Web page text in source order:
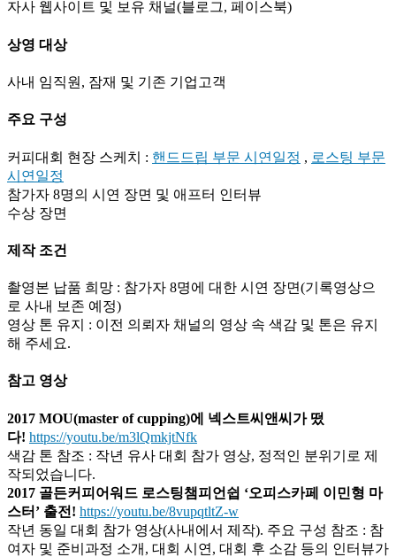
자사 웹사이트 및 보유 채널(블로그, 페이스북)
상영 대상
사내 임직원, 잠재 및 기존 기업고객
주요 구성
커피대회 현장 스케치 : 핸드드립 부문 시연일정 , 로스팅 부문
시연일정
참가자 8명의 시연 장면 및 애프터 인터뷰
수상 장면
제작 조건
촬영본 납품 희망 : 참가자 8명에 대한 시연 장면(기록영상으
로 사내 보존 예정)
영상 톤 유지 : 이전 의뢰자 채널의 영상 속 색감 및 톤은 유지
해 주세요.
참고 영상
2017 MOU(master of cupping)에 넥스트씨앤씨가 떴
다! https://youtu.be/m3lQmkjtNfk
색감 톤 참조 : 작년 유사 대회 참가 영상, 정적인 분위기로 제
작되었습니다.
2017 골든커피어워드 로스팅챔피언쉽 ‘오피스카페 이민형 마
스터’ 출전! https://youtu.be/8vupqtltZ-w
작년 동일 대회 참가 영상(사내에서 제작). 주요 구성 참조 : 참
여자 및 준비과정 소개, 대회 시연, 대회 후 소감 등의 인터뷰가